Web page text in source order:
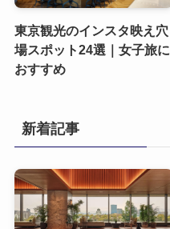
東京観光のインスタ映え穴
場スポット24選｜女子旅に
おすすめ
新着記事